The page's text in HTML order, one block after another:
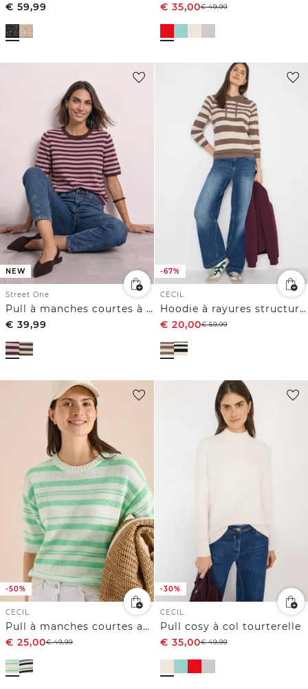
€ 59,99
€ 35,00€49,99
NEW
Street One
Pull à manches courtes à col rond et à rayures
€ 39,99
-67%
CECIL
Hoodie à rayures structurées
€ 20,00€59,99
-50%
CECIL
Pull à manches courtes avec rayures
€ 25,00€49,99
-30%
CECIL
Pull cosy à col tourterelle
€ 35,00€49,99